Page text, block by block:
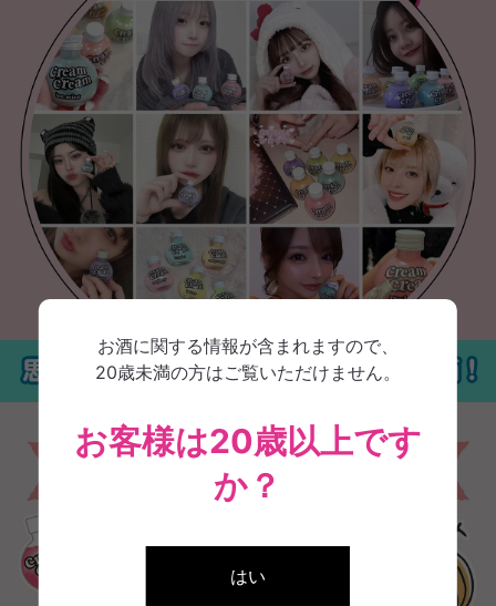
お酒に関する情報が含まれますので、
20歳未満の方はご覧いただけません。
お客様は20歳以上です
か？
はい